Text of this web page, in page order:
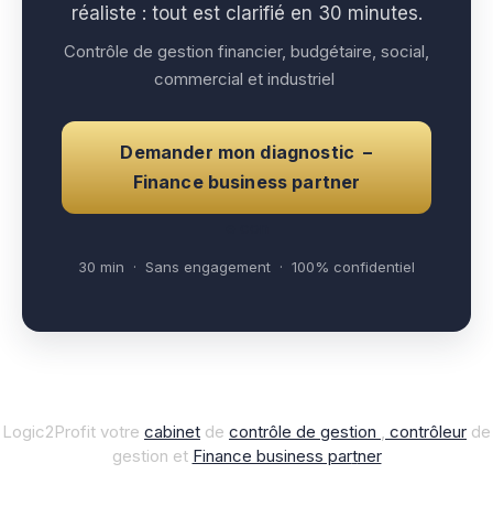
réaliste : tout est clarifié en 30 minutes.
Contrôle de gestion financier, budgétaire, social,
commercial et industriel
Demander mon diagnostic –
Finance business partner
30 min · Sans engagement · 100% confidentiel
Logic2Profit votre cabinet de contrôle de gestion , contrôleur de
gestion et Finance business partner